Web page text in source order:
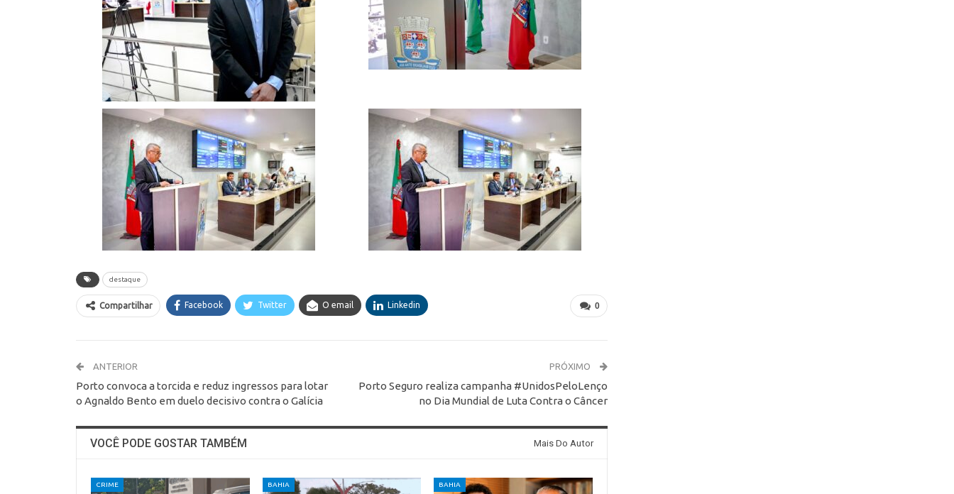
destaque
0
Compartilhar Facebook Twitter O email Linkedin
ANTERIOR
Porto convoca a torcida e reduz ingressos para lotar
o Agnaldo Bento em duelo decisivo contra o Galícia
PRÓXIMO
Porto Seguro realiza campanha #UnidosPeloLenço
no Dia Mundial de Luta Contra o Câncer
VOCÊ PODE GOSTAR TAMBÉM Mais Do Autor
CRIME BAHIA BAHIA